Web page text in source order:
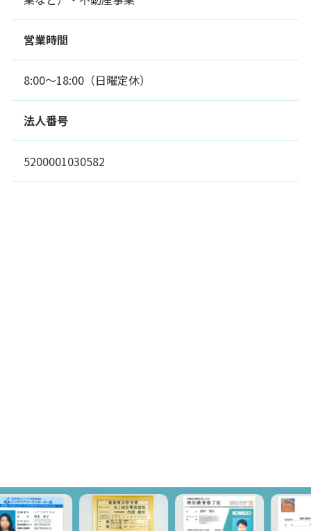
営業時間
8:00～18:00（日曜定休）
法人番号
5200001030582